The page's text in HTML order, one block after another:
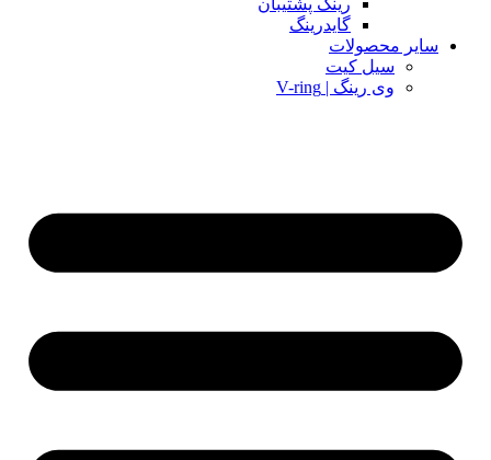
رینگ پشتیبان
گایدرینگ
سایر محصولات
سیل کیت
وی رینگ | V-ring